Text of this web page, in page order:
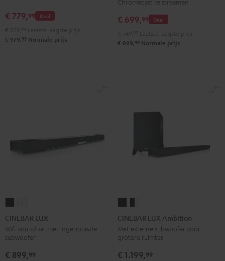
Deal
€ 779,99
€ 979, 99 Normale prijs
Chromecast te streamen
Deal
€ 699,99
€ 899, 99 Normale prijs
LUX
Zwart
LUX
Wit
CINEBAR LUX
Wifi-soundbar met ingebouwde
subwoofer
€ 899,99
LUX
Ambition
Zwart
LUX
Ambition
Zwart/wit
CINEBAR LUX Ambition
Met externe subwoofer voor
grotere ruimtes
€ 1.199,99